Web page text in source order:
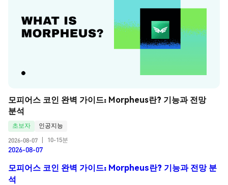
모피어스 코인 완벽 가이드: Morpheus란? 기능과 전망
분석
초보자
인공지능
2026-08-07
10-15분
2026-08-07
모피어스 코인 완벽 가이드: Morpheus란? 기능과 전망 분
석